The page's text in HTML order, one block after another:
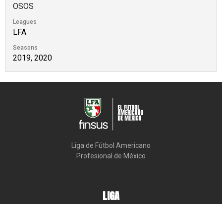
OSOS
Leagues
LFA
Seasons
2019, 2020
Liga de Fútbol Americano
Profesional de México
LIGA